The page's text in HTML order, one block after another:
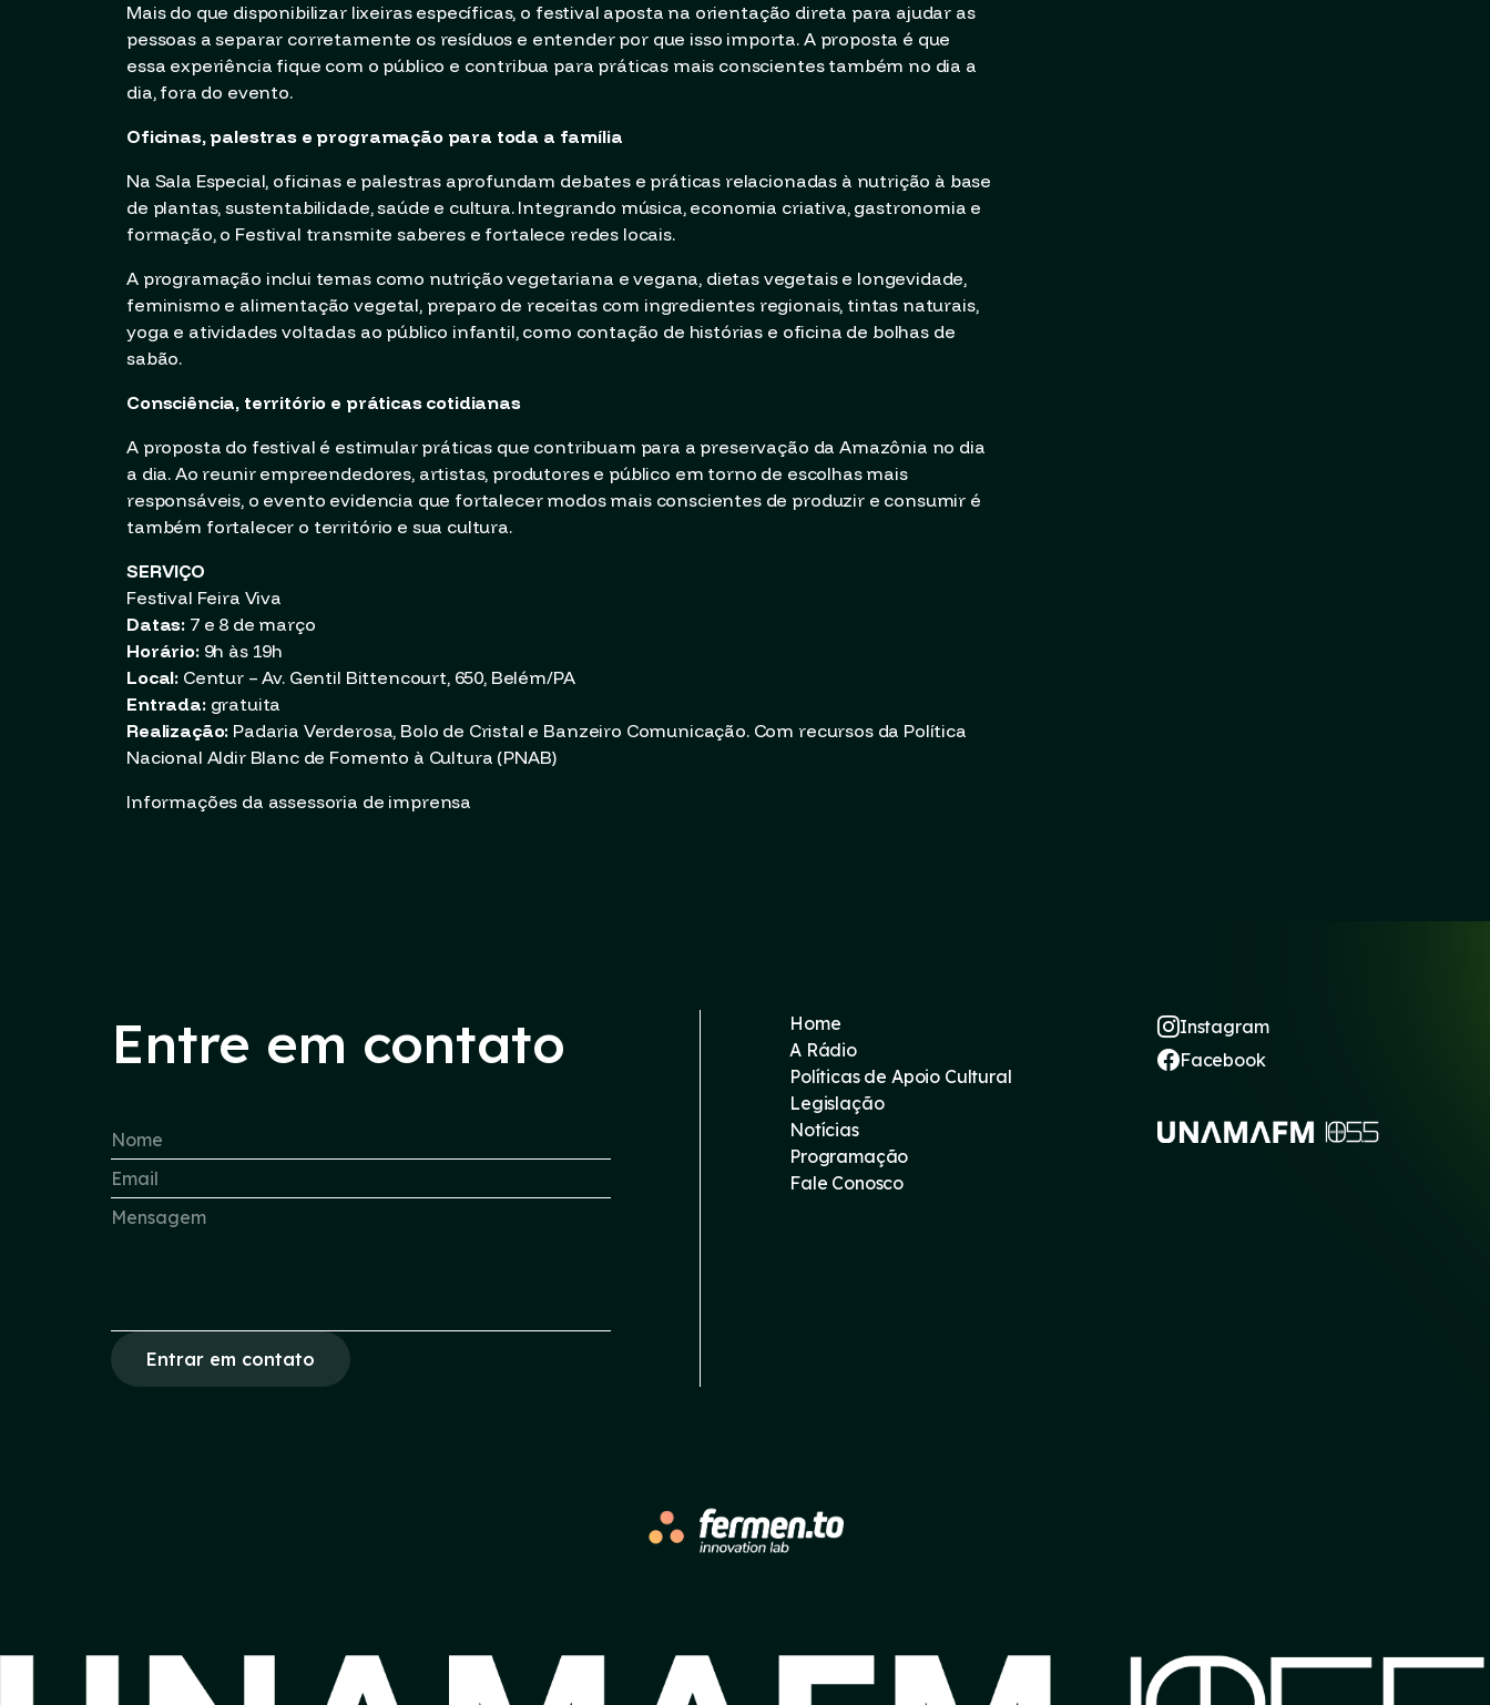
Mais do que disponibilizar lixeiras específicas, o festival aposta na orientação direta para ajudar as
pessoas a separar corretamente os resíduos e entender por que isso importa. A proposta é que
essa experiência fique com o público e contribua para práticas mais conscientes também no dia a
dia, fora do evento.
Oficinas, palestras e programação para toda a família
Na Sala Especial, oficinas e palestras aprofundam debates e práticas relacionadas à nutrição à base
de plantas, sustentabilidade, saúde e cultura. Integrando música, economia criativa, gastronomia e
formação, o Festival transmite saberes e fortalece redes locais.
A programação inclui temas como nutrição vegetariana e vegana, dietas vegetais e longevidade,
feminismo e alimentação vegetal, preparo de receitas com ingredientes regionais, tintas naturais,
yoga e atividades voltadas ao público infantil, como contação de histórias e oficina de bolhas de
sabão.
Consciência, território e práticas cotidianas
A proposta do festival é estimular práticas que contribuam para a preservação da Amazônia no dia
a dia. Ao reunir empreendedores, artistas, produtores e público em torno de escolhas mais
responsáveis, o evento evidencia que fortalecer modos mais conscientes de produzir e consumir é
também fortalecer o território e sua cultura.
SERVIÇO
Festival Feira Viva
Datas: 7 e 8 de março
Horário:9h às 19h
Local: Centur – Av. Gentil Bittencourt, 650, Belém/PA
Entrada:gratuita
Realização: Padaria Verderosa, Bolo de Cristal e Banzeiro Comunicação. Com recursos da Política
Nacional Aldir Blanc de Fomento à Cultura (PNAB)
Informações da assessoria de imprensa
Entre em contato
Entrar em contato
Home
A Rádio
Políticas de Apoio Cultural
Legislação
Notícias
Programação
Fale Conosco
Instagram
Facebook